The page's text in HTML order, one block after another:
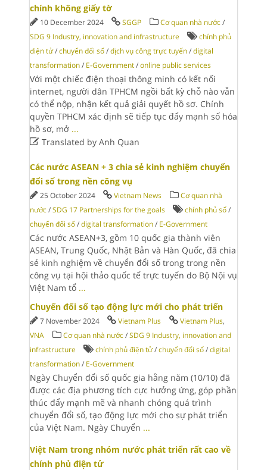
chính không giấy tờ
10 December 2024 SGGP Cơ quan nhà nước /
SDG 9 Industry, innovation and infrastructure
chính phủ
điện tử /chuyển đổi số /dịch vụ công trực tuyến /digital
transformation / E-Government /online public services
Với một chiếc điện thoại thông minh có kết nối
internet, người dân TPHCM ngồi bất kỳ chỗ nào vẫn
có thể nộp, nhận kết quả giải quyết hồ sơ. Chính
quyền TPHCM xác định sẽ tiếp tục đẩy mạnh số hóa
hồ sơ, mở ...
Translated by Anh Quan
Các nước ASEAN + 3 chia sẻ kinh nghiệm chuyển
đổi số trong nền công vụ
25 October 2024 Vietnam News
Cơ quan nhà
nước /SDG 17 Partnerships for the goals chính phủ số /
chuyển đổi số /digital transformation / E-Government
Các nước ASEAN+3, gồm 10 quốc gia thành viên
ASEAN, Trung Quốc, Nhật Bản và Hàn Quốc, đã chia
sẻ kinh nghiệm về chuyển đổi số trong trong nền
công vụ tại hội thảo quốc tế trực tuyến do Bộ Nội vụ
Việt Nam tổ ...
Chuyển đổi số tạo động lực mới cho phát triển
7 November 2024 Vietnam Plus Vietnam Plus,
VNA
Cơ quan nhà nước /SDG 9 Industry, innovation and
infrastructure
chính phủ điện tử /chuyển đổi số /digital
transformation / E-Government
Ngày Chuyển đổi số quốc gia hằng năm (10/10) đã
được các địa phương tích cực hưởng ứng, góp phần
thúc đẩy mạnh mẽ và nhanh chóng quá trình
chuyển đổi số, tạo động lực mới cho sự phát triển
của Việt Nam. Ngày Chuyển ...
Việt Nam trong nhóm nước phát triển rất cao về
chính phủ điện tử